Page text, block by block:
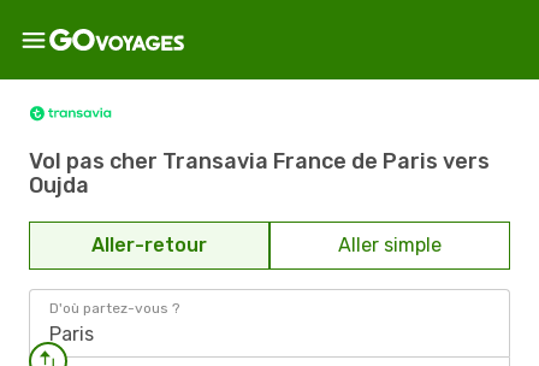
Vol pas cher Transavia France de Paris vers
Oujda
Aller-retour Aller simple
D'où partez-vous ?
Paris